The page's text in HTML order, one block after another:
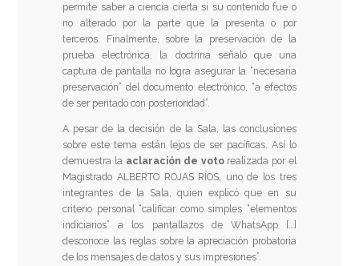
permite saber a ciencia cierta si su contenido fue o
no alterado por la parte que la presenta o por
terceros. Finalmente, sobre la preservación de la
prueba electrónica, la doctrina señaló que una
captura de pantalla no logra asegurar la “necesaria
preservación” del documento electrónico, “a efectos
de ser peritado con posterioridad”.
A pesar de la decisión de la Sala, las conclusiones
sobre este tema están lejos de ser pacíficas. Así lo
demuestra la aclaración de votorealizada por el
Magistrado ALBERTO ROJAS RÍOS, uno de los tres
integrantes de la Sala, quien explicó que en su
criterio personal “calificar como simples “elementos
indiciarios” a los pantallazos de WhatsApp […]
desconoce las reglas sobre la apreciación probatoria
de los mensajes de datos y sus impresiones”.